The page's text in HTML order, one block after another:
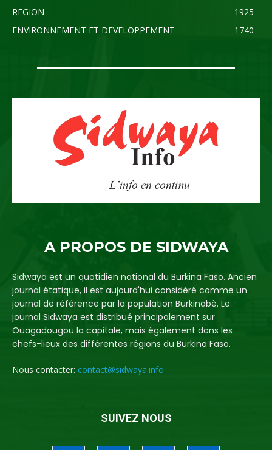
REGION
1925
ENVIRONNEMENT ET DEVELOPPEMENT
1740
A PROPOS DE SIDWAYA
Sidwaya est un quotidien national du Burkina Faso. Ancien
journal étatique, il est aujourd'hui considéré comme un
journal de référence par la population Burkinabè. Le
journal Sidwaya est distribué principalement sur
Ouagadougou la capitale, mais également dans les
chefs-lieux des différentes régions du Burkina Faso.
Nous contacter: contact@sidwaya.info
SUIVEZ NOUS